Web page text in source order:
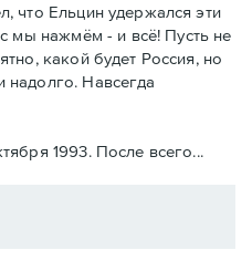
что Ельцин удержался эти
мы нажмём - и всё! Пусть не
какой будет Россия, но
Навсегда
1993. После всего...